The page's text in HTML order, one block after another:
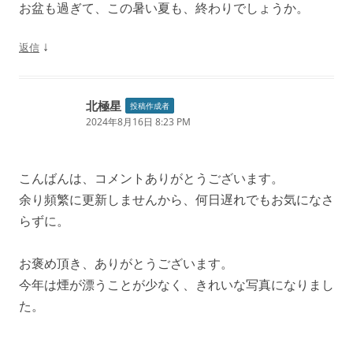
お盆も過ぎて、この暑い夏も、終わりでしょうか。
返信 ↓
北極星 投稿作成者
2024年8月16日 8:23 PM
こんばんは、コメントありがとうございます。
余り頻繁に更新しませんから、何日遅れでもお気になさ
らずに。
お褒め頂き、ありがとうございます。
今年は煙が漂うことが少なく、きれいな写真になりまし
た。